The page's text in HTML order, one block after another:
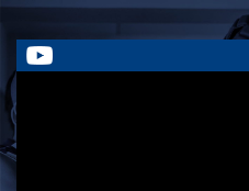
2026/07/30
STAFF
ラストイヤーにかける
2026/07/28
STAFF